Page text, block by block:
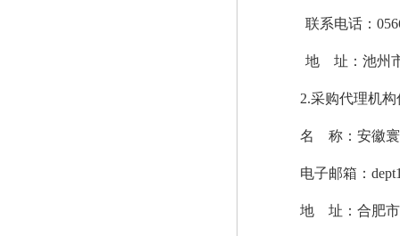
联系电话：
地 址：池州
2.采购代理机构
名 称：安徽
电子邮箱：
地 址：合肥